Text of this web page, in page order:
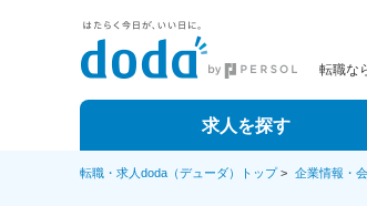
転職な
求人を探す
転職・求人doda（デューダ）トップ> 企業情報・